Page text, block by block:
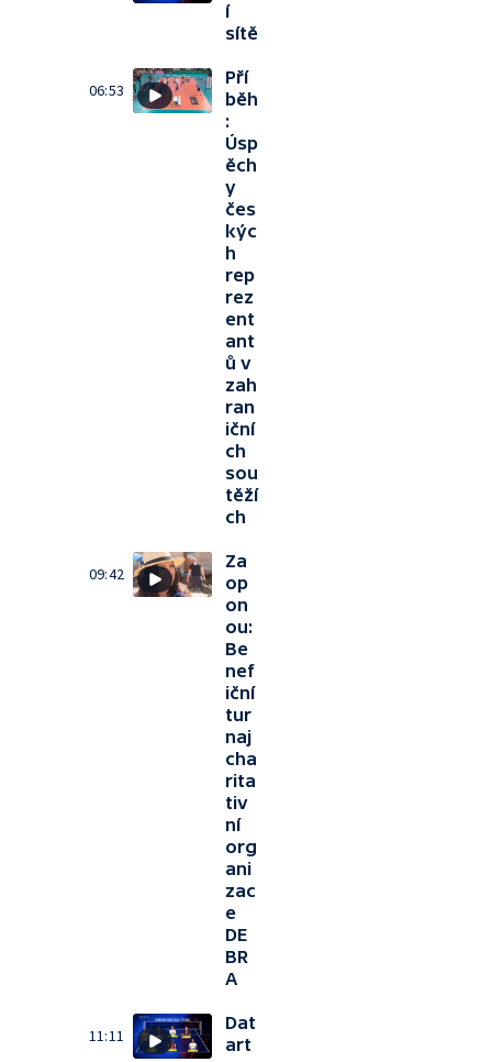
í
sítě
06:53
Pří
běh
:
Úsp
ěch
y
čes
kýc
h
rep
rez
ent
ant
ů v
zah
ran
iční
ch
sou
těží
ch
09:42
Za
op
on
ou:
Be
nef
iční
tur
naj
cha
rita
tiv
ní
org
ani
zac
e
DE
BR
A
11:11
Dat
art